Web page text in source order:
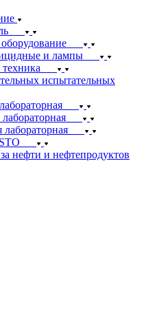
и лампы
испытательных
лабораторная
нефти и нефтепродуктов